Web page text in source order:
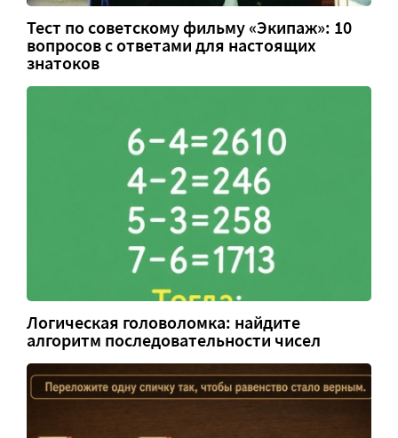
Тест по советскому фильму «Экипаж»: 10
вопросов с ответами для настоящих
знатоков
Логическая головоломка: найдите
алгоритм последовательности чисел